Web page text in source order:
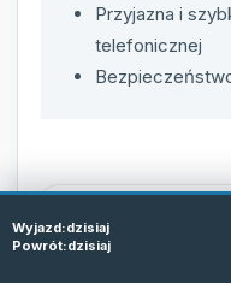
Przyjazna i
telefonicznej
Wyjazd:dzisiaj
Powrót:dzisiaj